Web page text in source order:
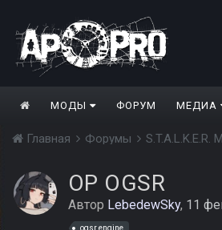
МОДЫ ФОРУМ МЕДИА
Главная Форумы
ОP OGSR
Автор LebedewSky, 11
ogsr engine